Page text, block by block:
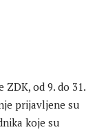
ZDK, od 9. do 31.
prijavljene su
koje su